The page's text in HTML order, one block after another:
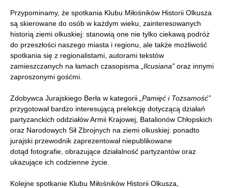
Przypominamy, że spotkania Klubu Miłośników Historii Olkusza
są skierowane do osób w każdym wieku, zainteresowanych
historią ziemi olkuskiej: stanowią one nie tylko ciekawą podróż
do przeszłości naszego miasta i regionu, ale także możliwość
spotkania się z regionalistami, autorami tekstów
zamieszczanych na łamach czasopisma
„Ilcusiana” oraz innymi
zaproszonymi gośćmi.
Zdobywca Jurajskiego Berła w kategorii „Pamięć i Tożsamość”
przygotował bardzo interesującą prelekcję dotyczącą działań
partyzanckich oddziałów Armii Krajowej, Batalionów Chłopskich
oraz Narodowych Sił Zbrojnych na ziemi olkuskiej: ponadto
jurajski przewodnik zaprezentował niepublikowane
dotąd fotografie, obrazujące działalność partyzantów oraz
ukazujące ich codzienne życie.
Kolejne spotkanie Klubu Miłośników Historii Olkusza,